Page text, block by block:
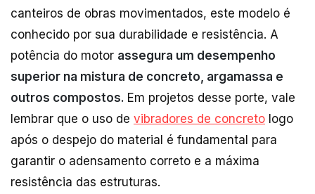
canteiros de obras movimentados, este modelo é
conhecido por sua durabilidade e resistência. A
potência do motor assegura um desempenho
superior na mistura de concreto, argamassa e
outros compostos. Em projetos desse porte, vale
lembrar que o uso de vibradores de concreto logo
após o despejo do material é fundamental para
garantir o adensamento correto e a máxima
resistência das estruturas.